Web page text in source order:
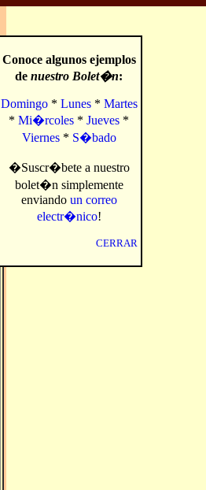
Conoce algunos ejemplos
de nuestro Bolet�n:
Domingo* Lunes* Martes
* Mi�rcoles * Jueves *
Viernes* S�bado
�Suscr�bete a nuestro
bolet�n simplemente
enviando un correo
electr�nico!
CERRAR